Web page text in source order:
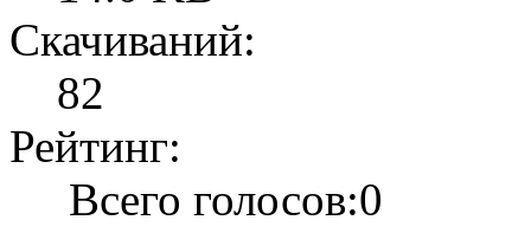
Скачиваний:
82
Рейтинг:
Всего голосов:0